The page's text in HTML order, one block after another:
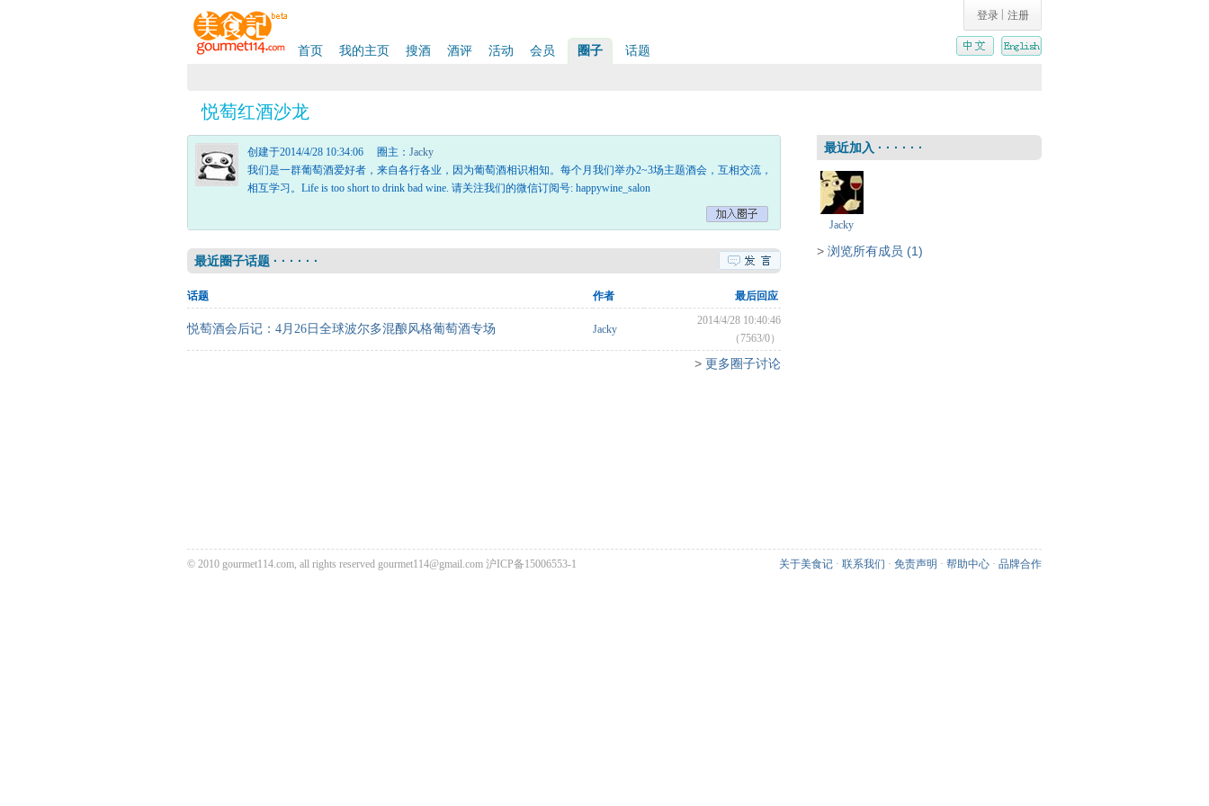
登录 注册
首页 我的主页 搜酒 酒评 活动 会员 圈子 话题
悦萄红酒沙龙
创建于2014/4/28 10:34:06 圈主： Jacky
我们是一群葡萄酒爱好者，来自各行各业，因为葡萄酒相识相知。每个月我们举办2~3场主题酒会，互相交流，
相互学习。Life is too short to drink bad wine. 请关注我们的微信订阅号: happywine_salon
最近圈子话题 · · · · · ·
话题 作者 最后回应
悦萄酒会后记：4月26日全球波尔多混酿风格葡萄酒专场 Jacky
2014/4/28 10:40:46
（7563/0）
> 更多圈子讨论
最近加入 · · · · · ·
Jacky
> 浏览所有成员 (1)
© 2010 gourmet114.com, all rights reserved gourmet114@gmail.com 沪ICP备15006553-1 关于美食记 · 联系我们 · 免责声明 · 帮助中心 · 品牌合作